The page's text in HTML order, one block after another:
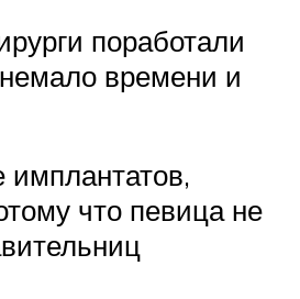
поработали
времени и
что певица не